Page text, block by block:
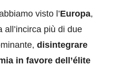
visto l’Europa,
più di due
disintegrare
in favore dell’élite